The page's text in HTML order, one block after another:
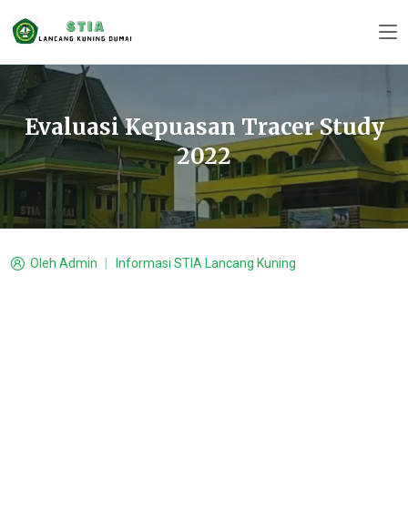
Evaluasi Kepuasan Tracer Study
2022
Oleh Admin Informasi STIA Lancang Kuning